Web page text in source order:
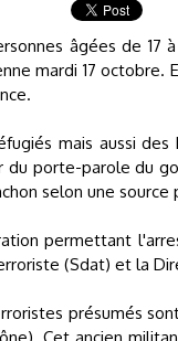
âgées de 17
mardi 17
mais aussi
du porte-parole du
selon une source
permettant
(Sdat) et la
présumés